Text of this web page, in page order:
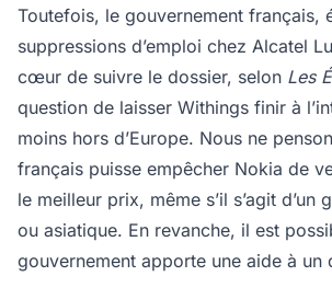
Toutefois, le gouvernement français,
suppressions d’emploi chez Alcatel
cœur de suivre le dossier, selon Les
question de laisser Withings finir à
moins hors d’Europe. Nous ne
français puisse empêcher Nokia de
le meilleur prix, même s’il s’agit d’un
ou asiatique. En revanche, il est
gouvernement apporte une aide à un